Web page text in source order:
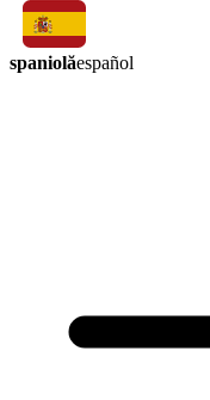
spaniolăespañol